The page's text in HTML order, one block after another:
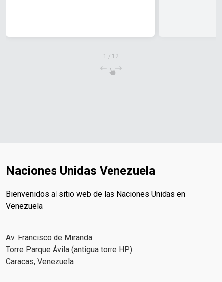
1 / 12
Naciones Unidas Venezuela
Bienvenidos al sitio web de las Naciones Unidas en
Venezuela
Av. Francisco de Miranda
Torre Parque Ávila (antigua torre HP)
Caracas, Venezuela